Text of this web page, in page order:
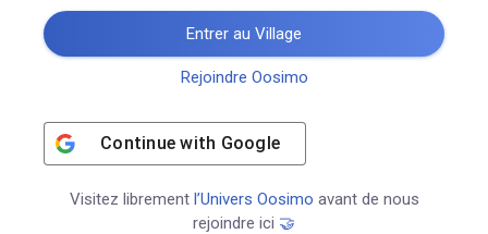
Entrer au Village
Rejoindre Oosimo
Continue with Google
Visitez librement l’Univers Oosimo avant de nous
rejoindre ici 🤝